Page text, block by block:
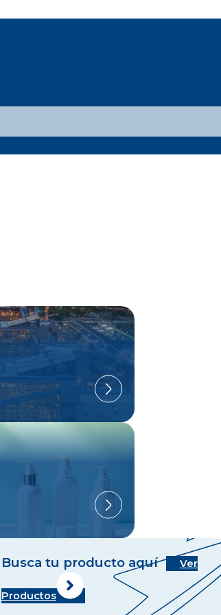
Busca tu producto aquí Ver
Productos